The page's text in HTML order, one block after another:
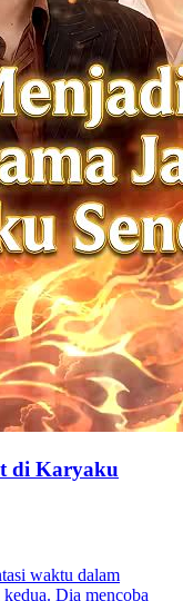
di Karyaku
waktu dalam
Dia mencoba